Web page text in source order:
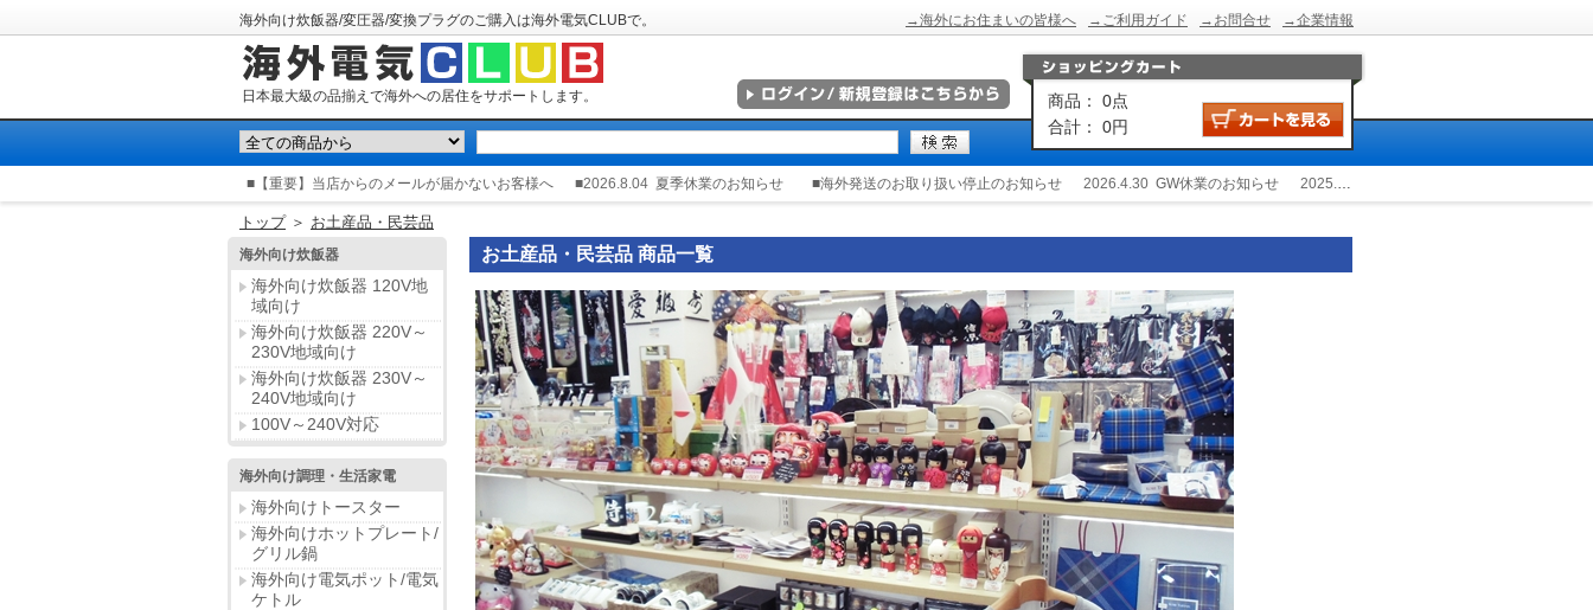
海外向け炊飯器/変圧器/変換プラグのご購入は海外電気CLUBで。 →企業情報
→お問合せ
→ご利用ガイド
→海外にお住まいの皆様へ
日本最大級の品揃えで海外への居住をサポートします。
商品： 0点
合計： 0円
■【重要】当店からのメールが届かないお客様へ ■2026.8.04 夏季休業のお知らせ ■海外発送のお取り扱い停止のお知らせ 2026.4.30 GW休業のお知らせ 2025.12.24
トップ＞ お土産品・民芸品
海外向け炊飯器
海外向け炊飯器 120V地
域向け
海外向け炊飯器 220V～
230V地域向け
海外向け炊飯器 230V～
240V地域向け
100V～240V対応
海外向け調理・生活家電
海外向けトースター
海外向けホットプレート/
グリル鍋
海外向け電気ポット/電気
ケトル
お土産品・民芸品 商品一覧